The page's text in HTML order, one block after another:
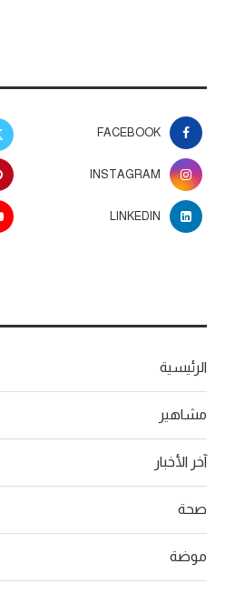
FACEBOOK
INSTAGRAM
LINKEDIN
الرئيسية
مشاهير
آخر الأخبار
صحة
موضة